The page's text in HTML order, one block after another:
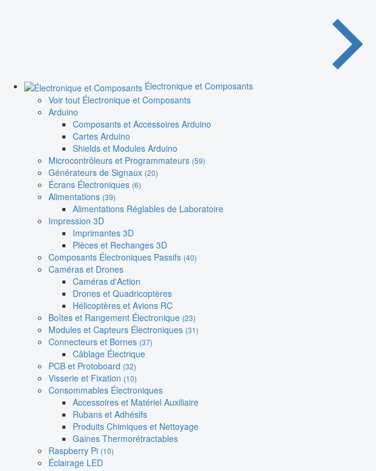
Électronique et Composants
Voir tout Électronique et Composants
Arduino
Composants et Accessoires Arduino
Cartes Arduino
Shields et Modules Arduino
Microcontrôleurs et Programmateurs (59)
Générateurs de Signaux (20)
Écrans Électroniques (6)
Alimentations (39)
Alimentations Réglables de Laboratoire
Impression 3D
Imprimantes 3D
Pièces et Rechanges 3D
Composants Électroniques Passifs (40)
Caméras et Drones
Caméras d'Action
Drones et Quadricoptères
Hélicoptères et Avions RC
Boîtes et Rangement Électronique (23)
Modules et Capteurs Électroniques (31)
Connecteurs et Bornes (37)
Câblage Électrique
PCB et Protoboard (32)
Visserie et Fixation (10)
Consommables Électroniques
Accessoires et Matériel Auxiliaire
Rubans et Adhésifs
Produits Chimiques et Nettoyage
Gaines Thermorétractables
Raspberry Pi (10)
Éclairage LED